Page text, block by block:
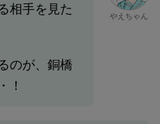
相手を見た
のが、銅橋
！
やえちゃん